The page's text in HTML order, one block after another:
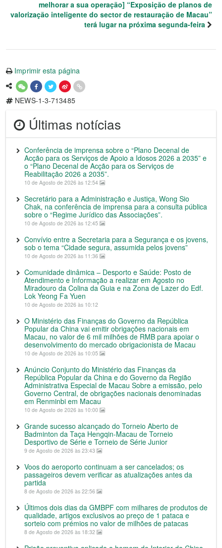
melhorar a sua operação] “Exposição de planos de
valorização inteligente do sector de restauração de Macau”
terá lugar na próxima segunda-feira
Imprimir esta página
NEWS-1-3-713485
Últimas notícias
Conferência de imprensa sobre o “Plano Decenal de
Acção para os Serviços de Apoio a Idosos 2026 a 2035” e
o “Plano Decenal de Acção para os Serviços de
Reabilitação 2026 a 2035”.
10 de Agosto de 2026 às 12:54
Secretário para a Administração e Justiça, Wong Sio
Chak, na conferência de imprensa para a consulta pública
sobre o “Regime Jurídico das Associações”.
10 de Agosto de 2026 às 12:45
Convívio entre a Secretaria para a Segurança e os jovens,
sob o tema “Cidade segura, assumida pelos jovens”
10 de Agosto de 2026 às 11:36
Comunidade dinâmica – Desporto e Saúde: Posto de
Atendimento e Informação a realizar em Agosto no
Miradouro da Colina da Guia e na Zona de Lazer do Edf.
Lok Yeong Fa Yuen
10 de Agosto de 2026 às 10:12
O Ministério das Finanças do Governo da República
Popular da China vai emitir obrigações nacionais em
Macau, no valor de 6 mil milhões de RMB para apoiar o
desenvolvimento do mercado obrigacionista de Macau
10 de Agosto de 2026 às 10:05
Anúncio Conjunto do Ministério das Finanças da
República Popular da China e do Governo da Região
Administrativa Especial de Macau Sobre a emissão, pelo
Governo Central, de obrigações nacionais denominadas
em Renminbi em Macau
10 de Agosto de 2026 às 10:00
Grande sucesso alcançado do Torneio Aberto de
Badminton da Taça Hengqin-Macau de Torneio
Desportivo de Série e Torneio de Série Junior
9 de Agosto de 2026 às 23:43
Voos do aeroporto continuam a ser cancelados; os
passageiros devem verificar as atualizações antes da
partida
8 de Agosto de 2026 às 22:56
Últimos dois dias da GMBPF com milhares de produtos de
qualidade, artigos exclusivos ao preço de 1 pataca e
sorteio com prémios no valor de milhões de patacas
8 de Agosto de 2026 às 18:32